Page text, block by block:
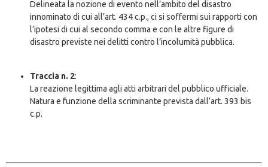
Delineata la nozione di evento nell’ambito del disastro
innominato di cui all’art. 434 c.p., ci si soffermi sui rapporti con
l’ipotesi di cui al secondo comma e con le altre figure di
disastro previste nei delitti contro l’incolumità pubblica.
Traccia n. 2:
La reazione legittima agli atti arbitrari del pubblico ufficiale.
Natura e funzione della scriminante prevista dall’art. 393 bis
c.p.